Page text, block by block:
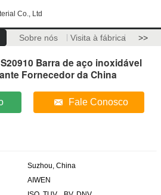
Co., Ltd
Sobre nós Visita à fábrica >>
Barra de aço inoxidável
Fornecedor da China
Fale Conosco
Suzhou, China
AIWEN